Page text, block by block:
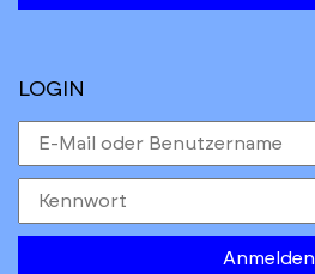
LOGIN
Anmelden